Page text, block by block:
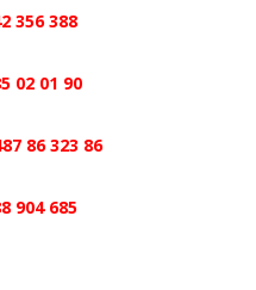
356 388
02 01 90
86 323 86
904 685